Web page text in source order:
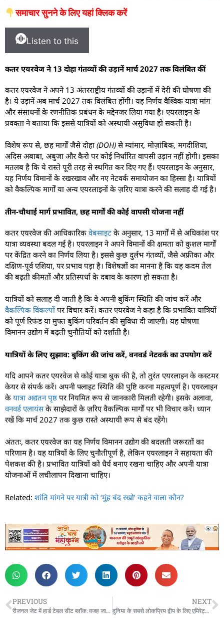
समाचार सुनने के लिए यहां क्लिक करें
Listen to this
कतर एयरवेज ने 13 दोहा गंतव्यों की उड़ानें मार्च 2027 तक विलंबित कीं
कतर एयरवेज ने अपने 13 अंतरराष्ट्रीय गंतव्यों की उड़ानों में देरी की घोषणा की
है। ये उड़ानें अब मार्च 2027 तक विलंबित होंगी। यह निर्णय वैश्विक यात्रा मांग
और संसाधनों के रणनीतिक प्रबंधन के मद्देनजर लिया गया है। एयरलाइन के
प्रवक्ता ने बताया कि इससे यात्रियों को अस्थायी असुविधा हो सकती है।
विशेष रूप से, छह मार्गों जैसेदोहा (DOH) से म्यांमार, मोज़ांबिक, मगदीशिया,
अदिस अबाबा, अबुजा और कैरो पर कोई निर्धारित वापसी उड़ान नहीं होगी। इसका
मतलब है कि ये रास्ते पूरी तरह से स्थगित कर दिए गए हैं। एयरलाइन के अनुसार,
यह निर्णय विमानों के रखरखाव और नए नेटवर्क समायोजन का हिस्सा है। यात्रियों
को वैकल्पिक मार्गों या अन्य एयरलाइनों के ज़रिए यात्रा करने की सलाह दी गई है।
तीन-चौथाई मार्ग प्रभावित, छह मार्गों की कोई वापसी योजना नहीं
कतर एयरवेज की आधिकारिक वेबसाइट के अनुसार, 13 मार्गों में से अधिकांश पर
यात्रा व्यवस्था बदल गई है। एयरलाइन ने अपने विमानों की क्षमता को कुशल मार्गों
पर केंद्रित करने का निर्णय लिया है। इससे कुछ दुर्लभ गंतव्यों, जैसे अफ्रीका और
दक्षिण-पूर्व एशिया, पर प्रभाव पड़ा है। विशेषज्ञों का मानना है कि यह कदम तेल
की बढ़ती कीमतों और प्रतिस्पर्धा के दबाव के कारण हो सकता है।
यात्रियों को सलाह दी जाती है कि वे अपनी बुकिंग स्थिति की जांच करें और
वैकल्पिक विकल्पों पर विचार करें। कतर एयरवेज ने कहा है कि प्रभावित यात्रियों
को पूर्ण रिफंड या मुफ्त बुकिंग परिवर्तन की सुविधा दी जाएगी। यह घोषणा
विमानन उद्योग में बढ़ती चुनौतियों को दर्शाती है।
यात्रियों के लिए सुझाव: बुकिंग की जांच करें, वनवर्ड नेटवर्क का उपयोग करें
यदि आपने कतर एयरवेज से कोई यात्रा बुक की है, तो तुरंत एयरलाइन के कस्टमर
केयर से संपर्क करें। अपनी फ्लाइट स्थिति की पुष्टि करना महत्वपूर्ण है। एयरलाइन
के यात्रा अद्यतन पृष्ठ पर नियमित रूप से जानकारी मिलती रहेगी। इसके अलावा,
वनवर्ड एलायंसके साझेदारों के ज़रिए वैकल्पिक मार्गों पर भी विचार करें। ध्यान
रखें कि मार्च 2027 तक कुछ रास्ते अस्थायी रूप से बंद रहेंगे।
अंततः, कतर एयरवेज का यह निर्णय विमानन उद्योग की बदलती जरूरतों का
परिणाम है। यह यात्रियों के लिए चुनौतीपूर्ण है, लेकिन एयरलाइन ने सहायता की
पेशकश की है। प्रभावित यात्रियों को धैर्य बनाए रखना चाहिए और अपनी यात्रा
योजनाओं में लचीलापन दिखाना चाहिए।
Related: शांति मांगने पर यात्री को ‘मुंह बंद रखो’ कहने वाला कौन?
PREVIOUS
रीजनल जेट में हार्ड टेबल सीट ब्लॉक: वजह जानिए!
NEXT
दुनिया के सबसे लोकप्रिय द्वीप के लिए एमिरेट्स की तीसरी A350 उड़ान!